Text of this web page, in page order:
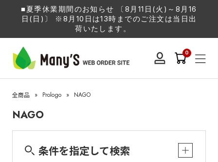
■夏季休業期間のお知らせ 〔8月11日(火)～8月16
日(日)〕 ※8月10日は13時までのご注文は当日出
荷いたします。
0
全商品 » Prologo » NAGO
NAGO
条件を指定して検索